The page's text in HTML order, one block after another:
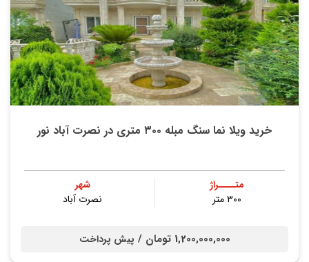
خرید ویلا نما سنگ مبله ۳۰۰ متری در نصرت آباد نور
متــــراژ
۳۰۰ متر
شهر
نصرت آباد
1,200,000,000 تومان / پیش پرداخت